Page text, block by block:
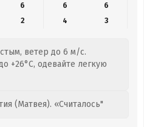
6 6
6
2 4 3
ветер до 6 м/с.
+26°C, одевайте легкую
(Матвея). «Считалось"